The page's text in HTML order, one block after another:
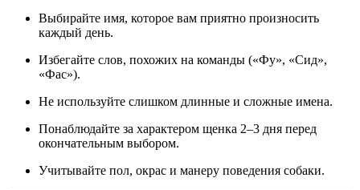
Выбирайте имя, которое вам приятно произносить
каждый день.
Избегайте слов, похожих на команды («Фу», «Сид»,
«Фас»).
Не используйте слишком длинные и сложные имена.
Понаблюдайте за характером щенка 2–3 дня перед
окончательным выбором.
Учитывайте пол, окрас и манеру поведения собаки.